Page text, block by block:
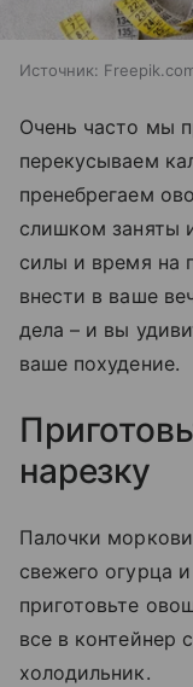
Источник:
Очень часто мы
перекусываем
пренебрегаем
слишком заняты
силы и время на
внести в ваше
дела – и вы
ваше похудение.
нарезку
Палочки
свежего огурца
приготовьте
все в контейнер
холодильник.